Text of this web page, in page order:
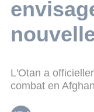
L'Otan a
combat en